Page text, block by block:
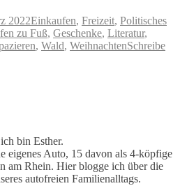
2022Kategorien
Einkaufen, Freizeit, Politisches
zu Fuß, Geschenke, Literatur,
, Wald, WeihnachtenSchreibe
bin Esther.
eigenes Auto, 15 davon als 4-köpfige
am Rhein. Hier blogge ich über die
autofreien Familienalltags.